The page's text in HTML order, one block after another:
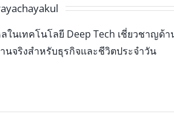
ในเทคโนโลยี Deep Tech เชี่ยวชาญด้
นจริงสำหรับธุรกิจและชีวิตประจำวัน